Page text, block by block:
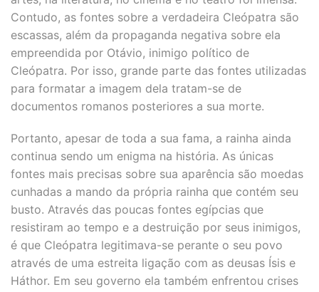
Contudo, as fontes sobre a verdadeira Cleópatra são
escassas, além da propaganda negativa sobre ela
empreendida por Otávio, inimigo político de
Cleópatra. Por isso, grande parte das fontes utilizadas
para formatar a imagem dela tratam-se de
documentos romanos posteriores a sua morte.
Portanto, apesar de toda a sua fama, a rainha ainda
continua sendo um enigma na história. As únicas
fontes mais precisas sobre sua aparência são moedas
cunhadas a mando da própria rainha que contém seu
busto. Através das poucas fontes egípcias que
resistiram ao tempo e a destruição por seus inimigos,
é que Cleópatra legitimava-se perante o seu povo
através de uma estreita ligação com as deusas Ísis e
Háthor. Em seu governo ela também enfrentou crises